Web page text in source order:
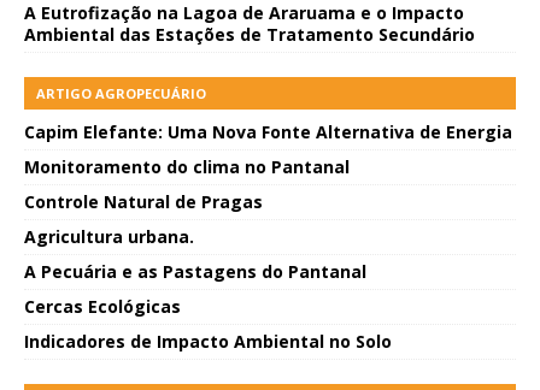
A Eutrofização na Lagoa de Araruama e o Impacto
Ambiental das Estações de Tratamento Secundário
ARTIGO AGROPECUÁRIO
Capim Elefante: Uma Nova Fonte Alternativa de Energia
Monitoramento do clima no Pantanal
Controle Natural de Pragas
Agricultura urbana.
A Pecuária e as Pastagens do Pantanal
Cercas Ecológicas
Indicadores de Impacto Ambiental no Solo